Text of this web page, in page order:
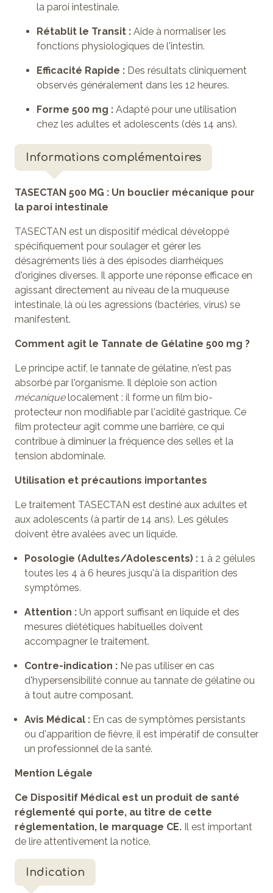
la paroi intestinale.
Rétablit le Transit : Aide à normaliser les
fonctions physiologiques de l'intestin.
Efficacité Rapide : Des résultats cliniquement
observés généralement dans les 12 heures.
Forme 500 mg : Adapté pour une utilisation
chez les adultes et adolescents (dès 14 ans).
Informations complémentaires
TASECTAN 500 MG : Un bouclier mécanique pour
la paroi intestinale
TASECTAN est un dispositif médical développé
spécifiquement pour soulager et gérer les
désagréments liés à des épisodes diarrhéiques
d'origines diverses. Il apporte une réponse efficace en
agissant directement au niveau de la muqueuse
intestinale, là où les agressions (bactéries, virus) se
manifestent.
Comment agit le Tannate de Gélatine 500 mg ?
Le principe actif, le tannate de gélatine, n'est pas
absorbé par l'organisme. Il déploie son action
mécaniquelocalement : il forme un film bio-
protecteur non modifiable par l'acidité gastrique. Ce
film protecteur agit comme une barrière, ce qui
contribue à diminuer la fréquence des selles et la
tension abdominale.
Utilisation et précautions importantes
Le traitement TASECTAN est destiné aux adultes et
aux adolescents (à partir de 14 ans). Les gélules
doivent être avalées avec un liquide.
Posologie (Adultes/Adolescents) : 1 à 2 gélules
toutes les 4 à 6 heures jusqu'à la disparition des
symptômes.
Attention : Un apport suffisant en liquide et des
mesures diététiques habituelles doivent
accompagner le traitement.
Contre-indication : Ne pas utiliser en cas
d'hypersensibilité connue au tannate de gélatine ou
à tout autre composant.
Avis Médical : En cas de symptômes persistants
ou d'apparition de fièvre, il est impératif de consulter
un professionnel de la santé.
Mention Légale
Ce Dispositif Médical est un produit de santé
réglementé qui porte, au titre de cette
réglementation, le marquage CE. Il est important
de lire attentivement la notice.
Indication